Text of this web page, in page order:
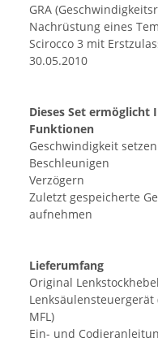
GRA
Nachrüstung eines
Scirocco 3 mit
30.05.2010
Dieses Set ermöglicht
Funktionen
Geschwindigkeit setzen
Beschleunigen
Verzögern
Zuletzt gespeicherte
aufnehmen
Lieferumfang
Original
MFL)
Ein- und